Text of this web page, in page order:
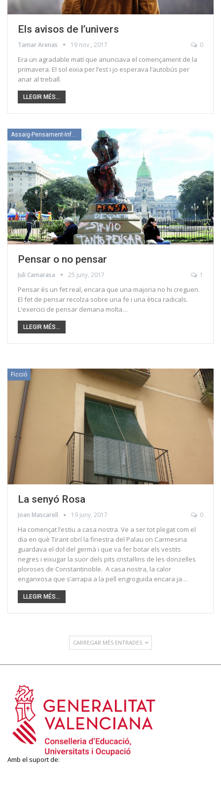
Els avisos de l’univers
Tamar Arenas 19 nov., 2017 0
Era un agradable matí que anunciava el començament de la
primavera. El sol eixia per l’est i jo esperava l’autobús per
anar al treball.
LLEGIR MÉS...
Pensar o no pensar
Juli Camarasa 25 juny, 2017 1
Pensar és un fet real, encara que una majoria no hi creguen.
El fet de pensar recolza sobre una fe i una ètica radicals.
L'exercici de pensar demana molta…
LLEGIR MÉS...
Ficció
La senyó Rosa
Joan Mascarell 19 juny, 2017 0
Ha començat l’estiu a casa nostra. Ve a ser tot plegat com el
dia en què Tirant obrí la finestra del Palau on Carmesina
guardava el dol del germà i que va fer botar els vestits
negres i eixugar la suor dels pits cristal·lins de les donzelles
ploroses de Constantinoble. A casa nostra, la calor
enganxosa que s’arrapa a la pell engroguida encara ja…
LLEGIR MÉS...
CARREGAR MÉS ENTRADES
Amb el suport de: